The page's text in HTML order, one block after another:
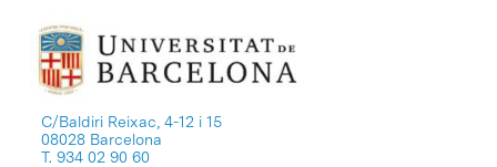
C/Baldiri Reixac, 4-12 i 15
08028 Barcelona
T. 934 02 90 60